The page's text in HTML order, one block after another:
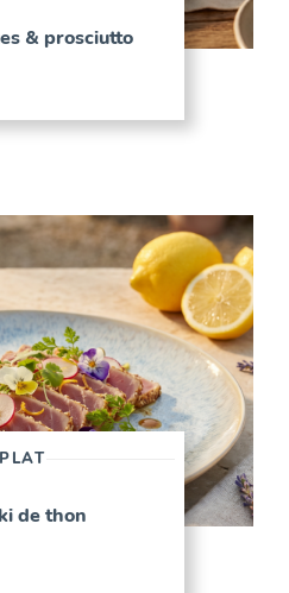
& prosciutto
PLAT
de thon